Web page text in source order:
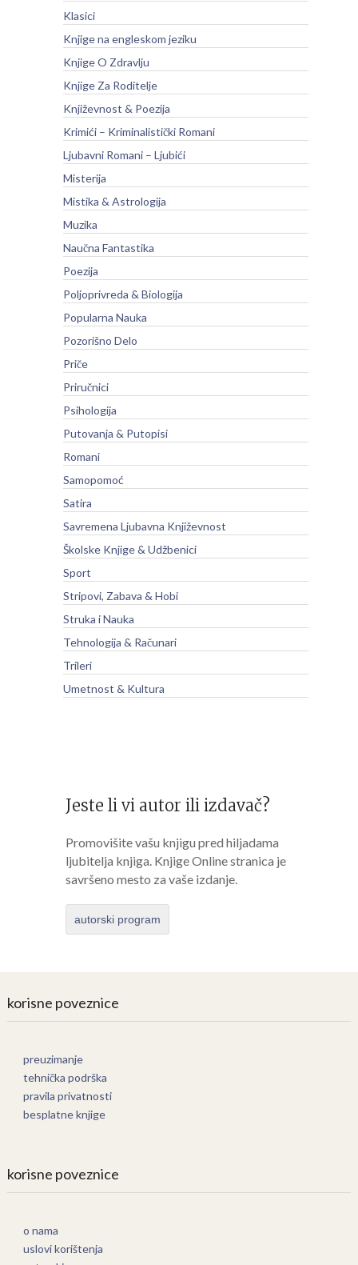
Klasici
Knjige na engleskom jeziku
Knjige O Zdravlju
Knjige Za Roditelje
Književnost & Poezija
Krimići – Kriminalistički Romani
Ljubavni Romani – Ljubići
Misterija
Mistika & Astrologija
Muzika
Naučna Fantastika
Poezija
Poljoprivreda & Biologija
Popularna Nauka
Pozorišno Delo
Priče
Priručnici
Psihologija
Putovanja & Putopisi
Romani
Samopomoć
Satira
Savremena Ljubavna Književnost
Školske Knjige & Udžbenici
Sport
Stripovi, Zabava & Hobi
Struka i Nauka
Tehnologija & Računari
Trileri
Umetnost & Kultura
Jeste li vi autor ili izdavač?
Promovišite vašu knjigu pred hiljadama
ljubitelja knjiga. Knjige Online stranica je
savršeno mesto za vaše izdanje.
autorski program
korisne poveznice
preuzimanje
tehnička podrška
pravila privatnosti
besplatne knjige
korisne poveznice
o nama
uslovi korištenja